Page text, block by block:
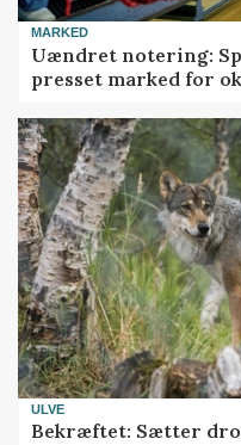
MARKED
Uændret notering:
presset marked for
ULVE
Bekræftet: Sætter